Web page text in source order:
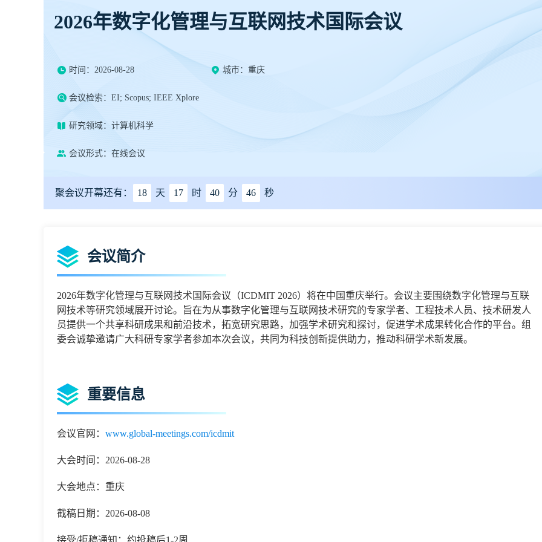
2026年数字化管理与互联网技术国际会议
时间：2026-08-28 城市：重庆
会议检索：EI; Scopus; IEEE Xplore
研究领域：计算机科学
会议形式：在线会议
聚会议开幕还有： 18 天 17 时 40 分 45 秒
会议简介
2026年数字化管理与互联网技术国际会议 （ICDMIT 2026）将在中国重庆举行。会议主要围绕数字化管理与互联
网技术等研究领域展开讨论。旨在为从事数字化管理与互联网技术研究的专家学者、工程技术人员、技术研发人
员提供一个共享科研成果和前沿技术，拓宽研究思路，加强学术研究和探讨，促进学术成果转化合作的平台。组
委会诚挚邀请广大科研专家学者参加本次会议，共同为科技创新提供助力，推动科研学术新发展。
重要信息
会议官网： www.global-meetings.com/icdmit
大会时间：2026-08-28
大会地点：重庆
截稿日期：2026-08-08
接受/拒稿通知：约投稿后1-2周